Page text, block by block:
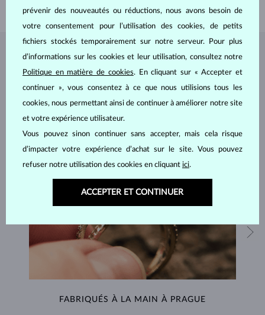
BIJOUX DEL'ATELIER KLENOTA
FABRIQUÉS À LA MAIN À PRAGUE
prévenir des nouveautés ou réductions, nous avons besoin de
votre consentement pour l’utilisation des cookies, de petits
fichiers stockés temporairement sur notre serveur. Pour plus
d’informations sur les cookies et leur utilisation, consultez notre
Politique en matière de cookies. En cliquant sur « Accepter et
continuer », vous consentez à ce que nous utilisions tous les
cookies, nous permettant ainsi de continuer à améliorer notre site
et votre expérience utilisateur.
Vous pouvez sinon continuer sans accepter, mais cela risque
d’impacter votre expérience d’achat sur le site. Vous pouvez
refuser notre utilisation des cookies en cliquant ici.
ACCEPTER ET CONTINUER